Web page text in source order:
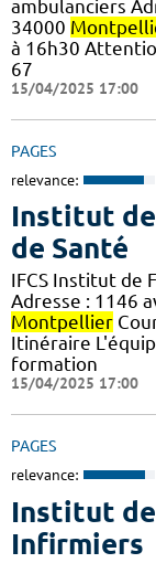
ambulanciers
34000
à 16h30
67
15/04/2025 17:00
PAGES
relevance:
Institut de
de Santé
IFCS Institut de
Adresse : 1146
Montpellier
Itinéraire
formation
15/04/2025 17:00
PAGES
relevance:
Institut de
Infirmiers